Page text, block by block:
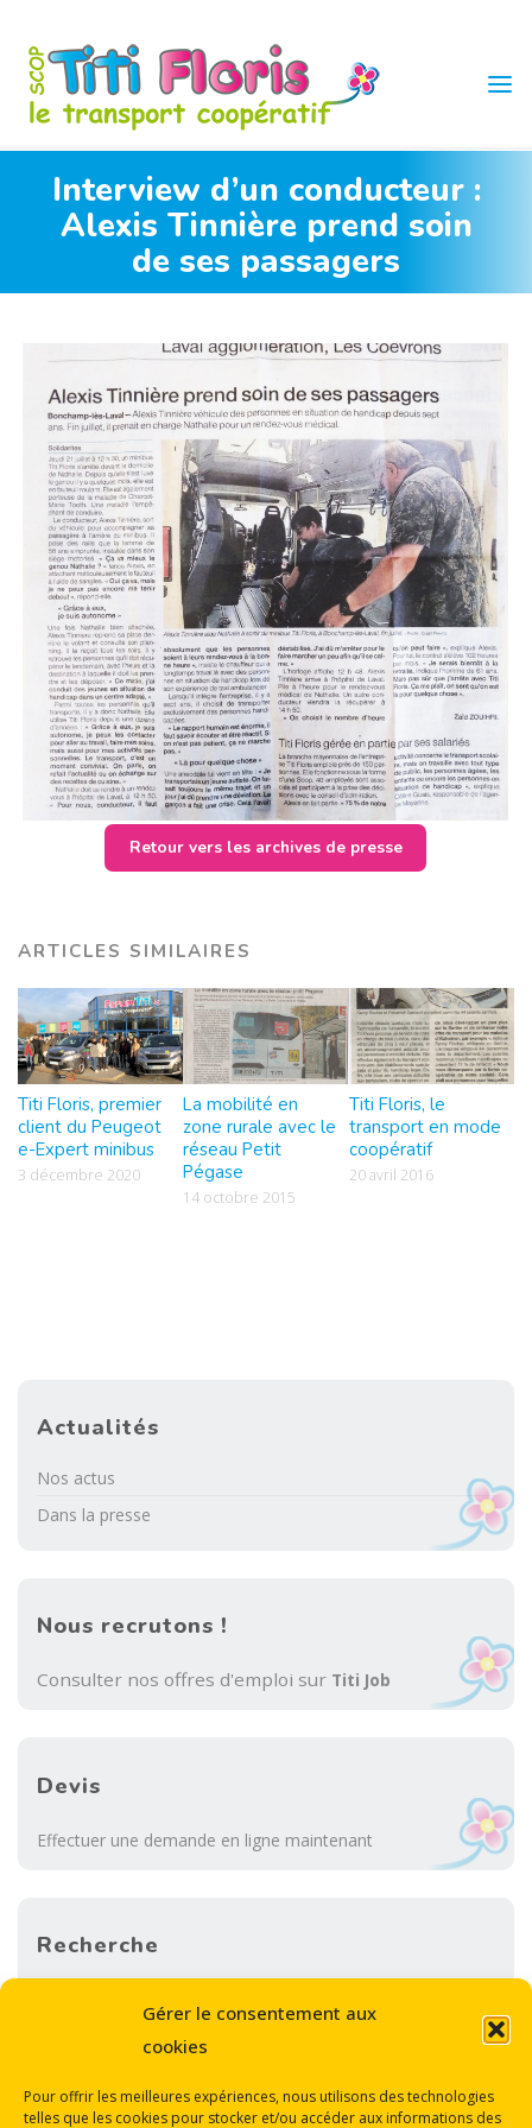
Gérer le consentement aux
cookies
Pour offrir les meilleures expériences, nous utilisons des technologies
telles que les cookies pour stocker et/ou accéder aux informations des
content
TITI
FLORIS
Interview d’un conducteur :
Alexis Tinnière prend soin
de ses passagers
Retour vers les archives de presse
ARTICLES SIMILAIRES
Titi Floris, premier
client du Peugeot
e-Expert minibus
3 décembre 2020
La mobilité en
zone rurale avec le
réseau Petit
Pégase
14 octobre 2015
Titi Floris, le
transport en mode
coopératif
20 avril 2016
Actualités
Nos actus
Dans la presse
Nous recrutons !
Consulter nos offres d'emploi sur Titi Job
Devis
Effectuer une demande en ligne maintenant
Recherche
for: